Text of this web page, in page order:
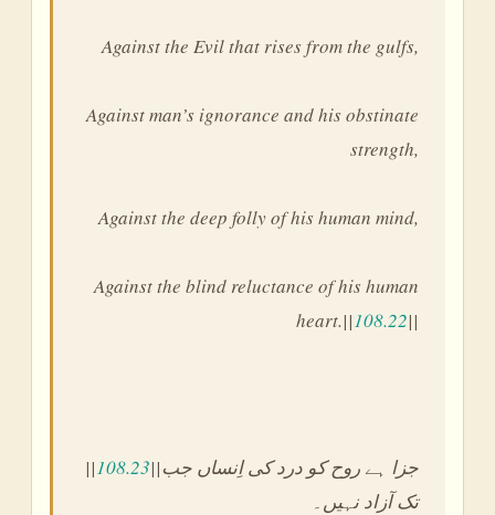
Against the Evil that rises from the gulfs,
Against man’s ignorance and his obstinate
strength,
Against the deep folly of his human mind,
Against the blind reluctance of his human
heart.||108.22||
||108.23||جزا ہے روح کو درد کی اِنساں جب
تک آزاد نہیں۔